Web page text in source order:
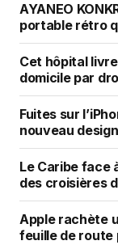
AYANEO
portable rétro
Cet hôpital
domicile par
Fuites sur
nouveau
Le Caribe face
des croisières
Apple rachète
feuille de route